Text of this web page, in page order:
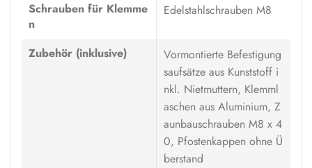
Schrauben für Klemme
n
Edelstahlschrauben M8
Zubehör (inklusive)
Vormontierte Befestigung
saufsätze aus Kunststoff i
nkl. Nietmuttern, Klemml
aschen aus Aluminium, Z
aunbauschrauben M8 x 4
0, Pfostenkappen ohne Ü
berstand